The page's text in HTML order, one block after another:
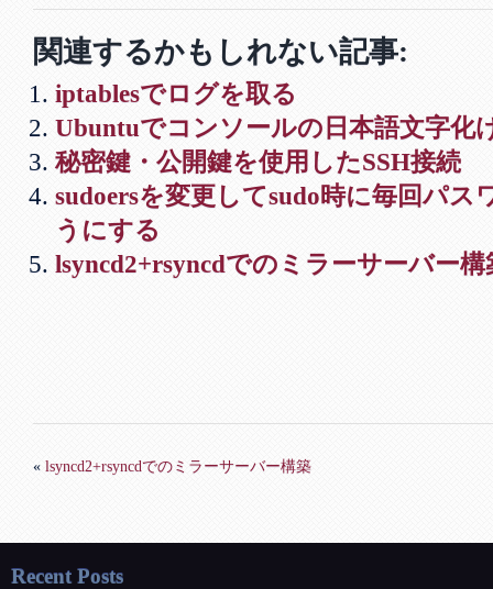
関連するかもしれない記事:
iptablesでログを取る
Ubuntuでコンソールの日本語文字化
秘密鍵・公開鍵を使用したSSH接続
sudoersを変更してsudo時に毎回パス
うにする
lsyncd2+rsyncdでのミラーサーバー構
« lsyncd2+rsyncdでのミラーサーバー構築
Recent Posts